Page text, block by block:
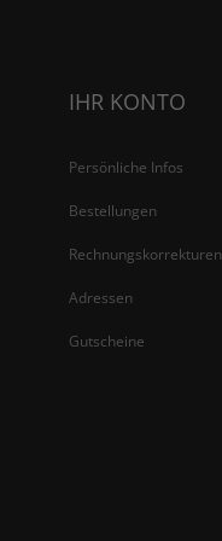
IHR KONTO
Persönliche Infos
Bestellungen
Rechnungskorrekturen
Adressen
Gutscheine